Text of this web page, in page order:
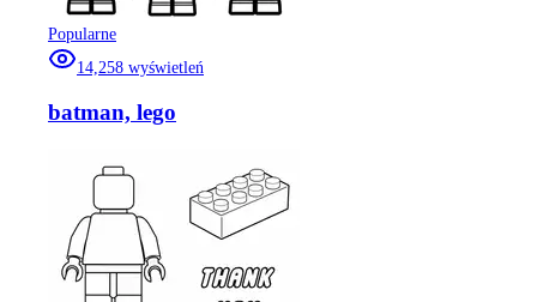
Popularne
14,258 wyświetleń
batman, lego